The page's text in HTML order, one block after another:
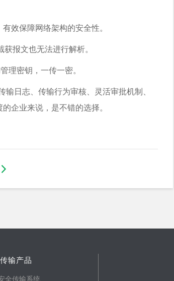
效保障网络架构的安全性。
报文也无法进行解析。
理密钥，一传一密。
输日志、传输行为审核、灵活审批机制、
企业来说，是不错的选择。
输产品
全传输系统